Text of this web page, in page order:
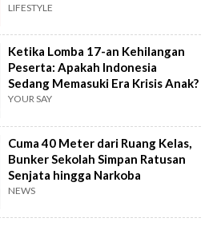
LIFESTYLE
Ketika Lomba 17-an Kehilangan
Peserta: Apakah Indonesia
Sedang Memasuki Era Krisis Anak?
YOUR SAY
Cuma 40 Meter dari Ruang Kelas,
Bunker Sekolah Simpan Ratusan
Senjata hingga Narkoba
NEWS